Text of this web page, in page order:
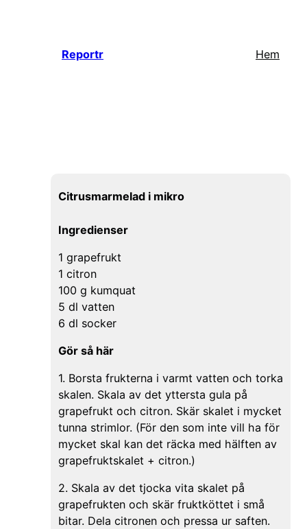
Reportr Hem
Citrusmarmelad i mikro
Ingredienser
1 grapefrukt
1 citron
100 g kumquat
5 dl vatten
6 dl socker
Gör så här
1. Borsta frukterna i varmt vatten och torka
skalen. Skala av det yttersta gula på
grapefrukt och citron. Skär skalet i mycket
tunna strimlor. (För den som inte vill ha för
mycket skal kan det räcka med hälften av
grapefruktskalet + citron.)
2. Skala av det tjocka vita skalet på
grapefrukten och skär fruktköttet i små
bitar. Dela citronen och pressa ur saften.